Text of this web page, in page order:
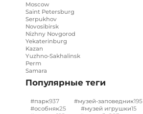
Moscow
Saint Petersburg
Serpukhov
Novosibirsk
Nizhny Novgorod
Yekaterinburg
Kazan
Yuzhno-Sakhalinsk
Perm
Samara
Популярные теги
#парк937 #музей-заповедник195
#особняк25 #музей игрушки15